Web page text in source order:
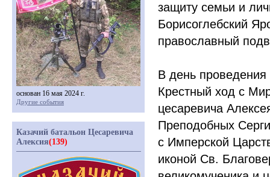
защиту семьи и
Борисоглебский
православный
В день проведения
Крестный ход с
цесаревича
Преподобных
с Имперской
иконой Св.
основан 16 мая 2024 г.
Другие события
Казачий батальон Цесаревича
Алексия(139)